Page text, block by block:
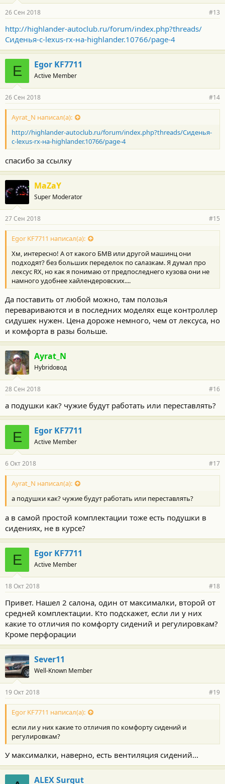
26 Сен 2018 #13
http://highlander-autoclub.ru/forum/index.php?threads/
Сиденья-с-lexus-rx-на-highlander.10766/page-4
E Egor KF7711
Active Member
26 Сен 2018 #14
Ayrat_N написал(а):
http://highlander-autoclub.ru/forum/index.php?threads/Сиденья-
с-lexus-rx-на-highlander.10766/page-4
спасибо за ссылку
MaZaY
Super Moderator
27 Сен 2018 #15
Egor KF7711 написал(а):
Хм, интересно! А от какого БМВ или другой машинц они
подходят? без больших переделок по салазкам. Я думал про
лексус RX, но как я понимаю от предпоследнего кузова они не
намного удобнее хайлендеровских....
Да поставить от любой можно, там полозья
перевариваются и в последних моделях еще контроллер
сидушек нужен. Цена дороже немного, чем от лексуса, но
и комфорта в разы больше.
Ayrat_N
Hybridовод
28 Сен 2018 #16
а подушки как? чужие будут работать или переставлять?
E Egor KF7711
Active Member
6 Окт 2018 #17
Ayrat_N написал(а):
а подушки как? чужие будут работать или переставлять?
а в самой простой комплектации тоже есть подушки в
сидениях, не в курсе?
E Egor KF7711
Active Member
18 Окт 2018 #18
Привет. Нашел 2 салона, один от максималки, второй от
средней комплектации. Кто подскажет, если ли у них
какие то отличия по комфорту сидений и регулировкам?
Кроме перфорации
Sever11
Well-Known Member
19 Окт 2018 #19
Egor KF7711 написал(а):
если ли у них какие то отличия по комфорту сидений и
регулировкам?
У максималки, наверно, есть вентиляция сидений...
ALEX Surgut